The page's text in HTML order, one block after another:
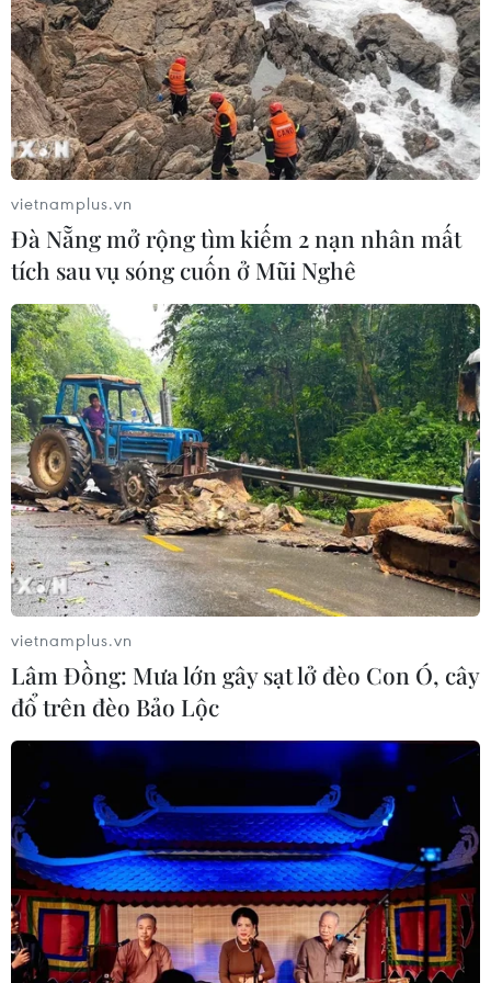
Du lịch “bắt tay” điện ảnh cùng phát triển
kinh tế xanh thế nào?
22/06/2023 07:00
Đã đến lúc điện ảnh và du lịch không thể là “những
đường thẳng song song” mà phải cùng hợp tác để “đi
xa” trên hành trình xúc tiến quảng bá du lịch, phát triển
nền kinh tế xanh Việt Nam.
Ông Vũ Thế Bình: Cần "nhạc trưởng"
truyền thông cho du lịch Việt
07/11/2023 08:48
vietnamplus.vn
Đà Nẵng mở rộng tìm kiếm 2 nạn nhân mất
tích sau vụ sóng cuốn ở Mũi Nghê
vietnamplus.vn
Lâm Đồng: Mưa lớn gây sạt lở đèo Con Ó, cây
đổ trên đèo Bảo Lộc